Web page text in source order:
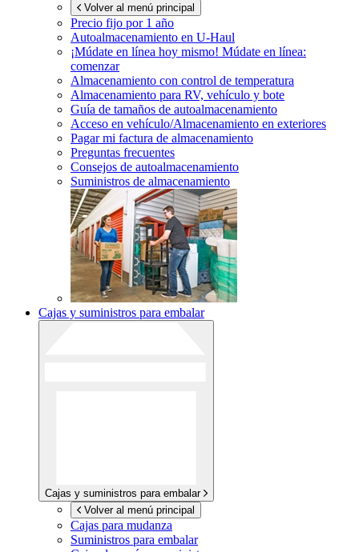
Volver al menú principal
Precio fijo por 1 año
Autoalmacenamiento en U-Haul
¡Múdate en línea hoy mismo! Múdate en línea:
comenzar
Almacenamiento con control de temperatura
Almacenamiento para RV, vehículo y bote
Guía de tamaños de autoalmacenamiento
Acceso en vehículo/Almacenamiento en exteriores
Pagar mi factura de almacenamiento
Preguntas frecuentes
Consejos de autoalmacenamiento
Suministros de almacenamiento
Cajas y suministros para embalar
Cajas y suministros para embalar
Volver al menú principal
Cajas para mudanza
Suministros para embalar